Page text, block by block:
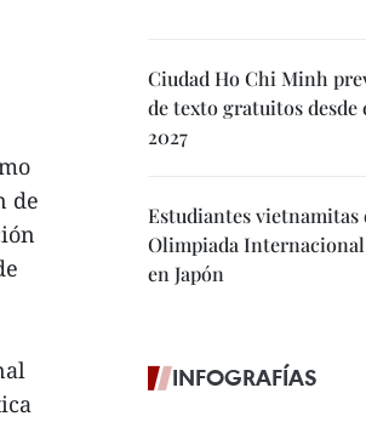
de
Ciudad Ho Chi Minh
de texto gratuitos desde
2027
Estudiantes vietnamitas
Olimpiada
en Japón
INFOGRAFÍAS